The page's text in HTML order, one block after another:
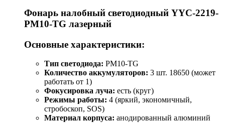
Фонарь налобный светодиодный YYC-2219-
PM10-TG лазерный
Основные характеристики:
Тип светодиода: PM10-TG
Количество аккумуляторов: 3 шт. 18650 (может
работать от 1)
Фокусировка луча: есть (круг)
Режимы работы: 4 (яркий, экономичный,
стробоскоп, SOS)
Материал корпуса: анодированный алюминий